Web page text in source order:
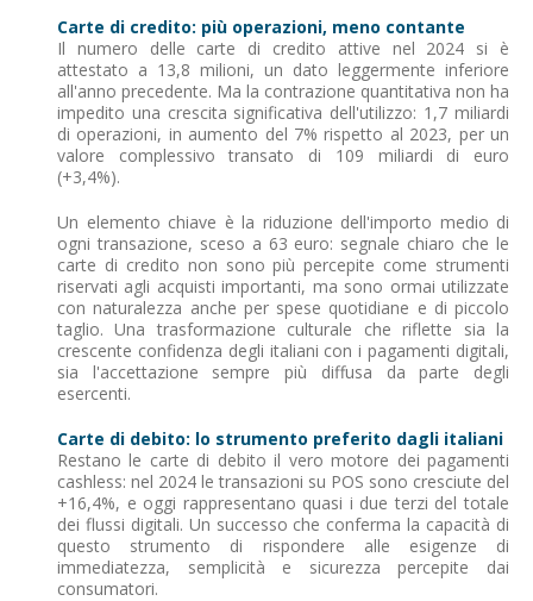
Carte di credito: più operazioni, meno contante
Il numero delle carte di credito attive nel 2024 si è
attestato a 13,8 milioni, un dato leggermente inferiore
all'anno precedente. Ma la contrazione quantitativa non ha
impedito una crescita significativa dell'utilizzo: 1,7 miliardi
di operazioni, in aumento del 7% rispetto al 2023, per un
valore complessivo transato di 109 miliardi di euro
(+3,4%).
Un elemento chiave è la riduzione dell'importo medio di
ogni transazione, sceso a 63 euro: segnale chiaro che le
carte di credito non sono più percepite come strumenti
riservati agli acquisti importanti, ma sono ormai utilizzate
con naturalezza anche per spese quotidiane e di piccolo
taglio. Una trasformazione culturale che riflette sia la
crescente confidenza degli italiani con i pagamenti digitali,
sia l'accettazione sempre più diffusa da parte degli
esercenti.
Carte di debito: lo strumento preferito dagli italiani
Restano le carte di debito il vero motore dei pagamenti
cashless: nel 2024 le transazioni su POS sono cresciute del
+16,4%, e oggi rappresentano quasi i due terzi del totale
dei flussi digitali. Un successo che conferma la capacità di
questo strumento di rispondere alle esigenze di
immediatezza, semplicità e sicurezza percepite dai
consumatori.